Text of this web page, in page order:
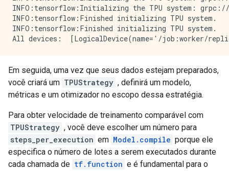
INFO:tensorflow:Initializing the TPU system: grpc://
INFO:tensorflow:Finished initializing TPU system.
INFO:tensorflow:Finished initializing TPU system.
Em seguida, uma vez que seus dados estejam preparados,
você criará um TPUStrategy , definirá um modelo,
métricas e um otimizador no escopo dessa estratégia.
Para obter velocidade de treinamento comparável com
TPUStrategy , você deve escolher um número para
steps_per_execution em Model.compile porque ele
especifica o número de lotes a serem executados durante
cada chamada de tf.function e é fundamental para o